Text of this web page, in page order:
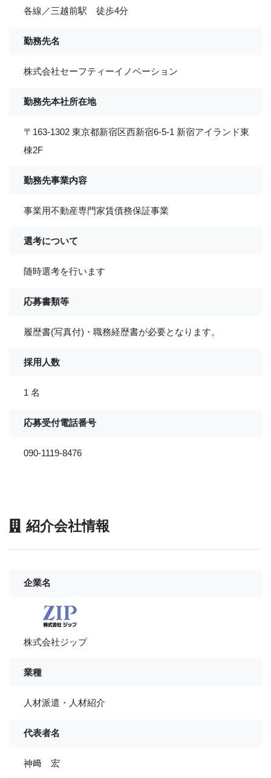
各線／三越前駅 徒歩4分
勤務先名
株式会社セーフティーイノベーション
勤務先本社所在地
〒163-1302 東京都新宿区西新宿6-5-1 新宿アイランド東
棟2F
勤務先事業内容
事業用不動産専門家賃債務保証事業
選考について
随時選考を行います
応募書類等
履歴書(写真付)・職務経歴書が必要となります。
採用人数
1 名
応募受付電話番号
090-1119-8476
紹介会社情報
企業名
株式会社ジップ
業種
人材派遣・人材紹介
代表者名
神﨑 宏